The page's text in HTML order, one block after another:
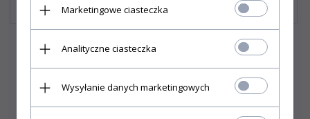
Hilux
Marketingowe ciasteczka
Analityczne ciasteczka
Wysyłanie danych marketingowych